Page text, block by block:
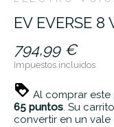
EV EVERSE 8
794,99 €
Impuestos incluidos
Al comprar
65 puntos. Su
convertir en un vale